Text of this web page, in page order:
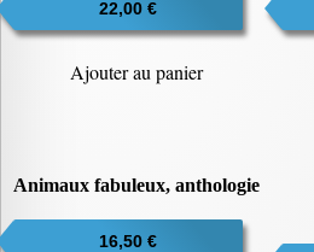
ancien
22,00 €
Ajouter au panier
Animaux fabuleux, anthologie
16,50 €